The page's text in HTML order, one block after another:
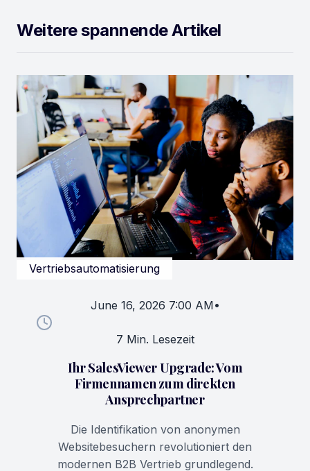
Weitere spannende Artikel
Vertriebsautomatisierung
June 16, 2026 7:00 AM•
7 Min. Lesezeit
Ihr SalesViewer Upgrade: Vom
Firmennamen zum direkten
Ansprechpartner
Die Identifikation von anonymen
Websitebesuchern revolutioniert den
modernen B2B Vertrieb grundlegend.